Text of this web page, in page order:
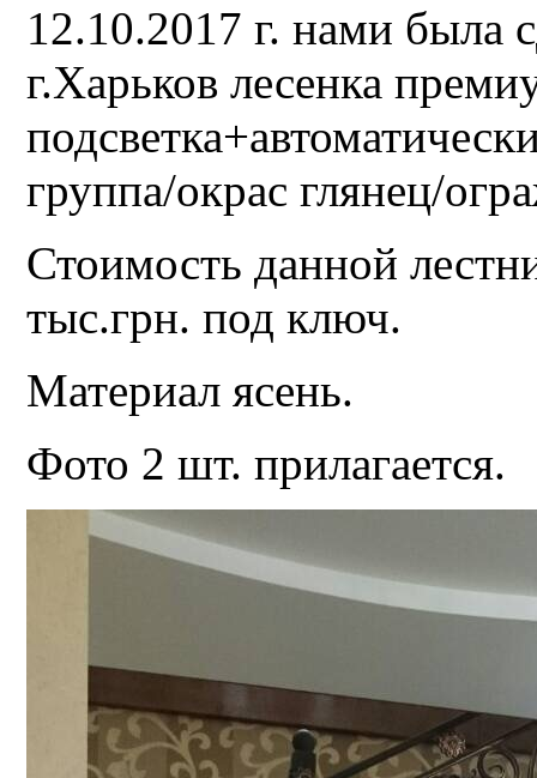
12.10.2017 г. нами была
г.Харьков лесенка
группа/окрас глянец/
Стоимость данной
тыс.грн. под ключ.
Материал ясень.
Фото 2 шт. прилагается.